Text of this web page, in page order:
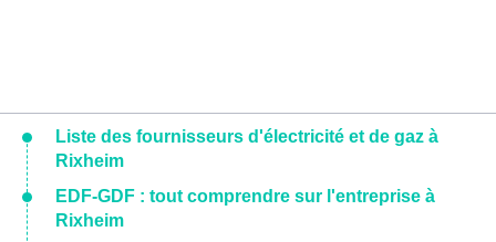
Liste des fournisseurs d'électricité et de gaz à
Rixheim
EDF-GDF : tout comprendre sur l'entreprise à
Rixheim